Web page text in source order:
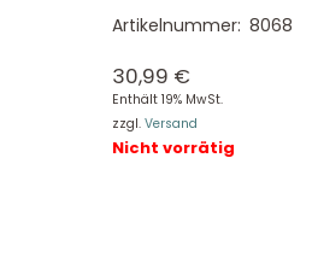
Artikelnummer: 8068
30,99 €
Enthält 19% MwSt.
zzgl. Versand
Nicht vorrätig